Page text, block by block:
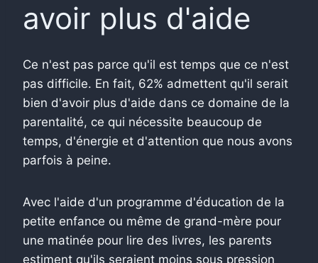
avoir plus d'aide
Ce n'est pas parce qu'il est temps que ce n'est
pas difficile. En fait, 62% admettent qu'il serait
bien d'avoir plus d'aide dans ce domaine de la
parentalité, ce qui nécessite beaucoup de
temps, d'énergie et d'attention que nous avons
parfois à peine.
Avec l'aide d'un programme d'éducation de la
petite enfance ou même de grand-mère pour
une matinée pour lire des livres, les parents
estiment qu'ils seraient moins sous pression